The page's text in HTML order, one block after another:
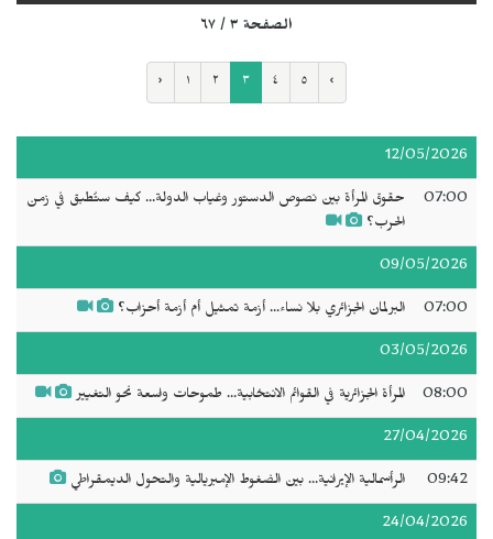
الصفحة ٣ / ٦٧
‹ ١ ٢ ٣ ٤ ٥ ›
12/05/2026
07:00
حقوق المرأة بين نصوص الدستور وغياب الدولة... كيف ستُطبق في زمن
الحرب؟
09/05/2026
07:00 البرلمان الجزائري بلا نساء... أزمة تمثيل أم أزمة أحزاب؟
03/05/2026
08:00 المرأة الجزائرية في القوائم الانتخابية... طموحات واسعة نحو التغيير
27/04/2026
09:42 الرأسمالية الإيرانية... بين الضغوط الإمبريالية والتحول الديمقراطي
24/04/2026